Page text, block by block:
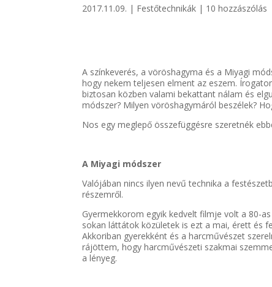
2017.11.09. | Festőtechnikák | 10 hozzászólás
A színkeverés, a vöröshagyma és a Miyagi
hogy nekem teljesen elment az eszem.
biztosan közben valami bekattant nálam és
módszer? Milyen vöröshagymáról beszélek?
Nos egy meglepő összefüggésre szeretnék
A Miyagi módszer
Valójában nincs ilyen nevű technika a
részemről.
Gyermekkorom egyik kedvelt filmje volt a 80-
sokan láttátok közületek is ezt a mai, érett és
Akkoriban gyerekként és a harcművészet
rájöttem, hogy harcművészeti szakmai
a lényeg.